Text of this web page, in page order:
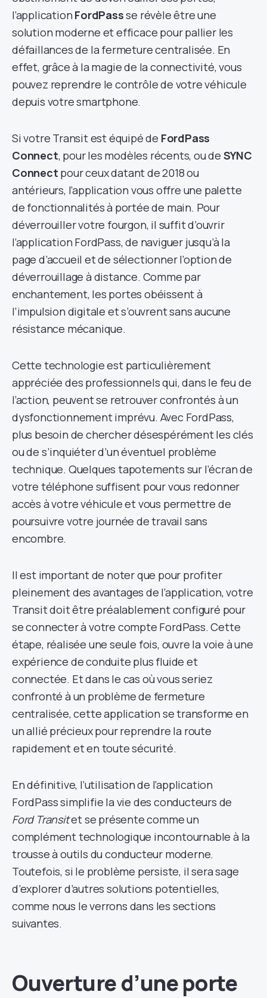
l’application FordPassse révèle être une
solution moderne et efficace pour pallier les
défaillances de la fermeture centralisée. En
effet, grâce à la magie de la connectivité, vous
pouvez reprendre le contrôle de votre véhicule
depuis votre smartphone.
Si votre Transit est équipé de FordPass
Connect, pour les modèles récents, ou de SYNC
Connect pour ceux datant de 2018 ou
antérieurs, l’application vous offre une palette
de fonctionnalités à portée de main. Pour
déverrouiller votre fourgon, il suffit d’ouvrir
l’application FordPass, de naviguer jusqu’à la
page d’accueil et de sélectionner l’option de
déverrouillage à distance. Comme par
enchantement, les portes obéissent à
l’impulsion digitale et s’ouvrent sans aucune
résistance mécanique.
Cette technologie est particulièrement
appréciée des professionnels qui, dans le feu de
l’action, peuvent se retrouver confrontés à un
dysfonctionnement imprévu. Avec FordPass,
plus besoin de chercher désespérément les clés
ou de s’inquiéter d’un éventuel problème
technique. Quelques tapotements sur l’écran de
votre téléphone suffisent pour vous redonner
accès à votre véhicule et vous permettre de
poursuivre votre journée de travail sans
encombre.
Il est important de noter que pour profiter
pleinement des avantages de l’application, votre
Transit doit être préalablement configuré pour
se connecter à votre compte FordPass. Cette
étape, réalisée une seule fois, ouvre la voie à une
expérience de conduite plus fluide et
connectée. Et dans le cas où vous seriez
confronté à un problème de fermeture
centralisée, cette application se transforme en
un allié précieux pour reprendre la route
rapidement et en toute sécurité.
En définitive, l’utilisation de l’application
FordPass simplifie la vie des conducteurs de
Ford Transitet se présente comme un
complément technologique incontournable à la
trousse à outils du conducteur moderne.
Toutefois, si le problème persiste, il sera sage
d’explorer d’autres solutions potentielles,
comme nous le verrons dans les sections
suivantes.
Ouverture d’une porte